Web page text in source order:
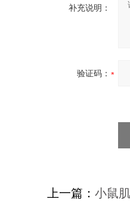
补充说明：
验证码：
上一篇： 小鼠